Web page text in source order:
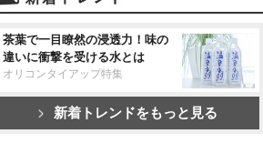
茶葉で一目瞭然の浸透力！味の
違いに衝撃を受ける水とは
オリコンタイアップ特集
新着トレンドをもっと見る